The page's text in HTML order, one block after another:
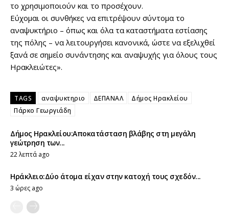
το χρησιμοποιούν και το προσέχουν.
Εύχομαι οι συνθήκες να επιτρέψουν σύντομα το
αναψυκτήριο – όπως και όλα τα καταστήματα εστίασης
της πόλης – να λειτουργήσει κανονικά, ώστε να εξελιχθεί
ξανά σε σημείο συνάντησης και αναψυχής για όλους τους
Ηρακλειώτες».
TAGS αναψυκτηριο ΔΕΠΑΝΑΛ
Δήμος Ηρακλείου
Πάρκο Γεωργιάδη
Δήμος Ηρακλείου:Αποκατάσταση βλάβης στη μεγάλη
γεώτρηση των...
22 λεπτά ago
Ηράκλειο:Δύο άτομα είχαν στην κατοχή τους σχεδόν...
3 ώρες ago